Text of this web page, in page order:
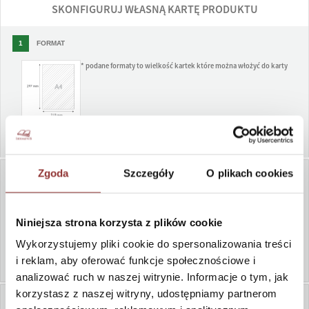
Zgoda Szczegóły O plikach cookies
Niniejsza strona korzysta z plików cookie
Wykorzystujemy pliki cookie do spersonalizowania treści
i reklam, aby oferować funkcje społecznościowe i
analizować ruch w naszej witrynie. Informacje o tym, jak
korzystasz z naszej witryny, udostępniamy partnerom
SKONFIGURUJ WŁASNĄ KARTĘ PRODUKTU
1 FORMAT
* podane formaty to wielkość kartek które można włożyć do karty
KOLOR DREWNA
Zieleń 27-26 Czarny 29-10 Granat 28-60
Palisander 26-
Mahoń BR-3027
WIĘCEJ KOLORÓW
LOGO